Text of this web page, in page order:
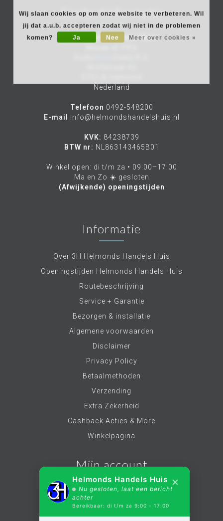
Wij slaan cookies op om onze website te verbeteren. Wil
jij dat a.u.b. accepteren zodat wij niet in de problemen
komen?
Ja Nee Meer over cookies »
Contactinformatie
Helmonds Handels Huis
Nederland
Telefoon 0492-548200
E-mail
info@helmondshandelshuis.nl
KVK: 84238739
BTW nr: NL863143465B01
Winkel open: di t/m za • 09:00–17:00
Ma en Zo ☀️ gesloten
(Afwijkende) openingstijden
Informatie
Over 3H Helmonds Handels Huis
Openingstijden Helmonds Handels Huis
Routebeschrijving
Service + Garantie
Bezorgen & installatie
Algemene voorwaarden
Disclaimer
Privacy Policy
Betaalmethoden
Verzending
Extra Zekerheid
Cashback Acties & More
Winkelpagina
Mijn account
Account informatie
Mijn bestellingen
Helmonds Handels Huis
Nu gesloten, laat een bericht
achter
Bereikbaar: di t/m za 9:00 - 17:00
×